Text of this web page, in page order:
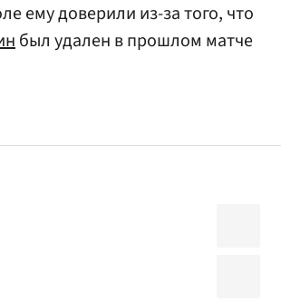
ему доверили из-за того, что
был удален в прошлом матче